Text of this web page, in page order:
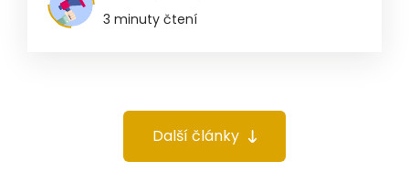
3 minuty čtení
Další články